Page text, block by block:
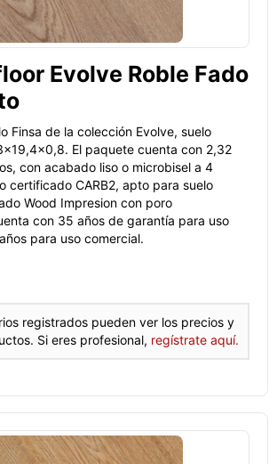
Evolve Roble Fado
Finsa de la colección Evolve, suelo
El paquete cuenta con 2,32
con acabado liso o microbisel a 4
certificado CARB2, apto para suelo
Wood Impresion con poro
con 35 años de garantía para uso
para uso comercial.
registrados pueden ver los precios y
Si eres profesional, regístrate aquí.